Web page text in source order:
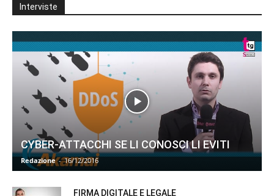
Interviste
CYBER-ATTACCHI SE LI CONOSCI LI EVITI
Redazione - 16/12/2016
FIRMA DIGITALE E LEGALE